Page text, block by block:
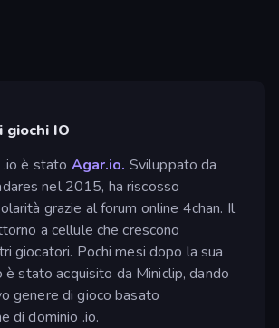
giochi IO
è stato Agar.io. Sviluppato da
nel 2015, ha riscosso
grazie al forum online 4chan. Il
a cellule che crescono
giocatori. Pochi mesi dopo la sua
è stato acquisito da Miniclip, dando
genere di gioco basato
di dominio .io.